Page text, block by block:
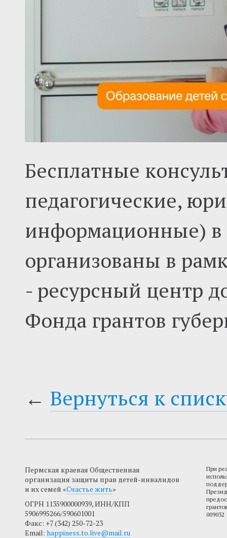
Бесплатные
педагогические,
информационные) в
организованы в
- ресурсный центр
Фонда грантов
← Вернуться к
Пермская краевая Общественная
организация защиты прав детей-инвалидов
и их семей «Счастье жить»
ОГРН 1135900000939, ИНН/КПП
5906995266/590601001
Факс: +7 (342) 250-72-23
Email: happiness.to.live@mail.ru
При
009032